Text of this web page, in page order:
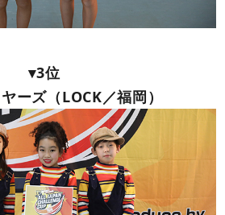
▾3位
ーズ（LOCK／福岡）